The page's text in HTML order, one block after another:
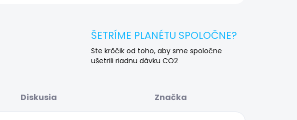
ŠETRÍME PLANÉTU SPOLOČNE?
Ste krôčik od toho, aby sme spoločne
ušetrili riadnu dávku CO2
Diskusia Značka